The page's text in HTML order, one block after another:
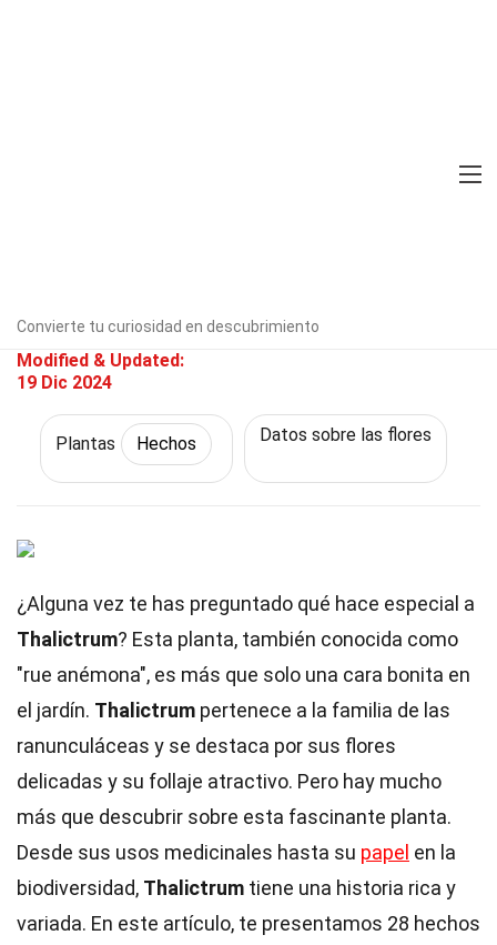
Convierte tu curiosidad en descubrimiento
Curiel
Modified & Updated:
19 Dic 2024
Plantas Hechos Datos sobre las flores
¿Alguna vez te has preguntado qué hace especial a
Thalictrum? Esta planta, también conocida como
"rue anémona", es más que solo una cara bonita en
el jardín. Thalictrum pertenece a la familia de las
ranunculáceas y se destaca por sus flores
delicadas y su follaje atractivo. Pero hay mucho
más que descubrir sobre esta fascinante planta.
Desde sus usos medicinales hasta su papel en la
biodiversidad, Thalictrum tiene una historia rica y
variada. En este artículo, te presentamos 28 hechos